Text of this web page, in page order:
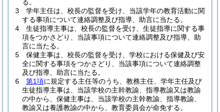
る。
3
学年主任は、校長の監督を受け、当該学年の教育活動に関
する事項について連絡調整及び指導、助言に当たる。
4
生徒指導主事は、校長の監督を受け、生徒指導に関する事
項をつかさどり、当該事項について連絡調整及び指導、助
言に当たる。
5
保健主事は、校長の監督を受け、学校における保健及び安
全に関する事項をつかさどり、当該事項について連絡調整
及び指導、助言に当たる。
6
第1項に規定する主任等のうち、教務主任、学年主任及び
生徒指導主事は、当該学校の主幹教諭、指導教諭又は教諭
の中から、保健主事は、当該学校の主幹教諭、指導教諭、
教諭又は養護教諭の中から、教育委員会が命免する。